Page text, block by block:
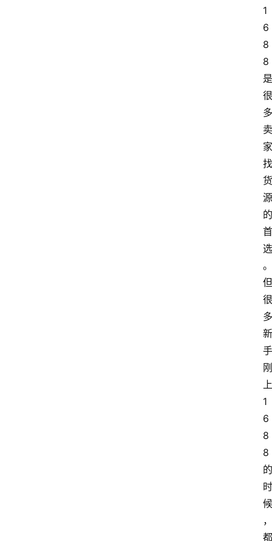
1
6
8
8
是
很
多
卖
家
找
货
源
的
首
选
。
但
很
多
新
手
刚
上
1
6
8
8
的
时
候
，
都